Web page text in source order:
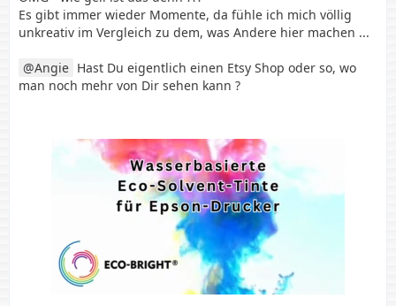
Es gibt immer wieder Momente, da fühle ich mich völlig
unkreativ im Vergleich zu dem, was Andere hier machen ...
Angie Hast Du eigentlich einen Etsy Shop oder so, wo
man noch mehr von Dir sehen kann ?